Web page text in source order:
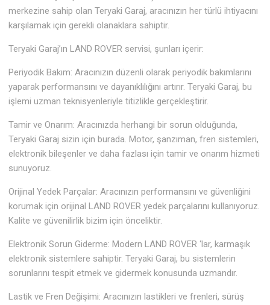
merkezine sahip olan Teryaki Garaj, aracınızın her türlü ihtiyacını
karşılamak için gerekli olanaklara sahiptir.
Teryaki Garaj’ın LAND ROVER servisi, şunları içerir:
Periyodik Bakım: Aracınızın düzenli olarak periyodik bakımlarını
yaparak performansını ve dayanıklılığını artırır. Teryaki Garaj, bu
işlemi uzman teknisyenleriyle titizlikle gerçekleştirir.
Tamir ve Onarım: Aracınızda herhangi bir sorun olduğunda,
Teryaki Garaj sizin için burada. Motor, şanzıman, fren sistemleri,
elektronik bileşenler ve daha fazlası için tamir ve onarım hizmeti
sunuyoruz.
Orijinal Yedek Parçalar: Aracınızın performansını ve güvenliğini
korumak için orijinal LAND ROVER yedek parçalarını kullanıyoruz.
Kalite ve güvenilirlik bizim için önceliktir.
Elektronik Sorun Giderme: Modern LAND ROVER ‘lar, karmaşık
elektronik sistemlere sahiptir. Teryaki Garaj, bu sistemlerin
sorunlarını tespit etmek ve gidermek konusunda uzmandır.
Lastik ve Fren Değişimi: Aracınızın lastikleri ve frenleri, sürüş